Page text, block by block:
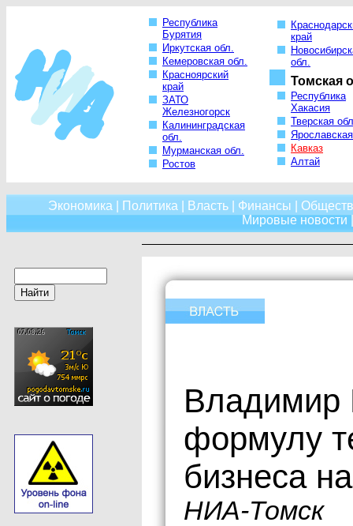
Республика
Бурятия
Иркутская обл.
Кемеровская обл.
Красноярский
край
ЗАТО
Железногорск
Калининградская
обл.
Мурманская обл.
Ростов
край
обл.
Томская
Республика
Хакасия
Тверская
Кавказ
Алтай
Экономика Политика Власть| Финансы
Мировые новости
Владимир
формулу
бизнеса
НИА-Томск